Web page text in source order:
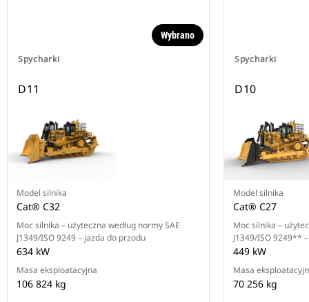
Spycharki
Wybrano
D11
Model silnika
Cat® C32
Moc silnika – użyteczna według normy SAE
J1349/ISO 9249 – jazda do przodu
634 kW
Masa eksploatacyjna
106 824 kg
Spycharki
D10
Model silnika
Cat® C27
Moc silnika –
J1349/ISO 9249**
449 kW
Masa
70 256 kg